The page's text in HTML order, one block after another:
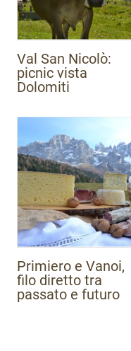
Val San Nicolò:
picnic vista
Dolomiti
Primiero e Vanoi,
filo diretto tra
passato e futuro